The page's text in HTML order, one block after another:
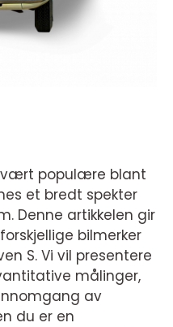
vært populære blant
et bredt spekter
Denne artikkelen gir
bilmerker
S. Vi vil presentere
målinger,
av
du er en